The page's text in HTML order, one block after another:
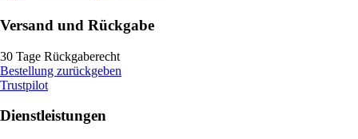
Versand und Rückgabe
30 Tage Rückgaberecht
Bestellung zurückgeben
Trustpilot
Dienstleistungen